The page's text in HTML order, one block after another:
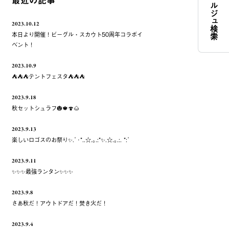
2023.10.12
本日より開催！ビーグル・スカウト50周年コラボイ
ベント！
2023.10.9
⛺️⛺️⛺️テントフェスタ⛺️⛺️⛺️
2023.9.18
秋セットシュラフ🎃🍁🍄🌰
2023.9.13
楽しいロゴスのお祭り✨.ﾟ･*..☆.｡.:*✨.☆.｡.:. *:ﾟ
2023.9.11
✨✨✨最強ランタン✨✨✨
2023.9.8
さあ秋だ！アウトドアだ！焚き火だ！
2023.9.4